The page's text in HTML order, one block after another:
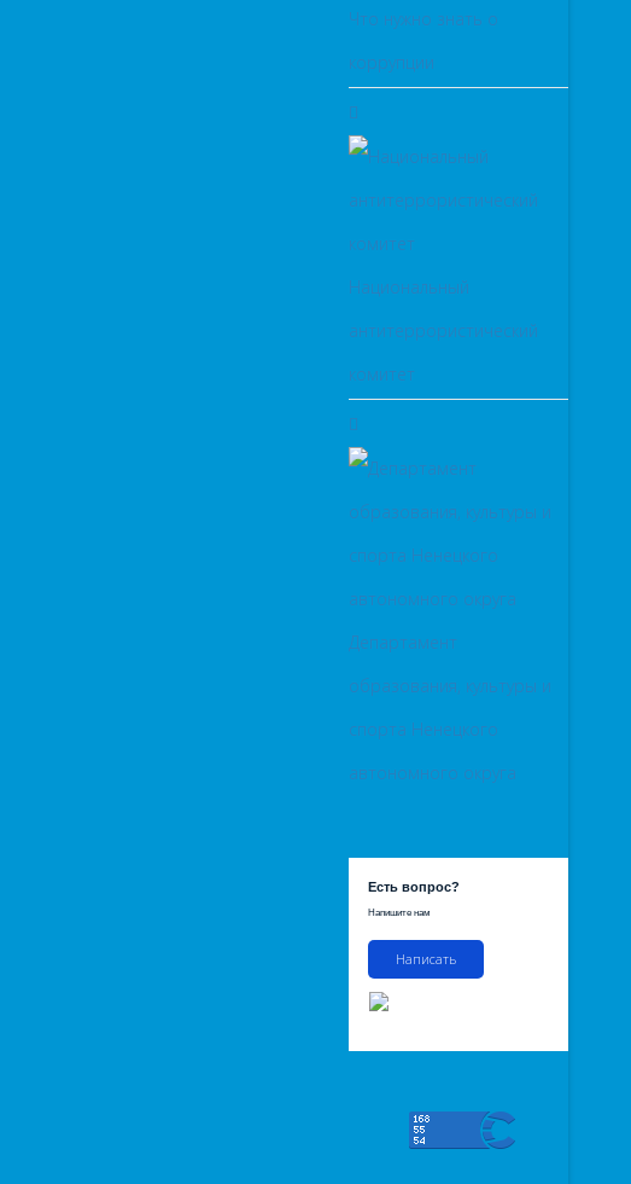
Что нужно знать о
коррупции
Национальный
антитеррористический
комитет
Департамент
образования, культуры и
спорта Ненецкого
автономного округа
Есть вопрос?
Напишите нам
Написать